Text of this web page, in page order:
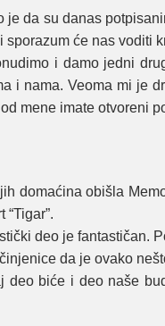
da su danas
sporazum će nas
i damo jedni
i nama. Veoma mi je
mene imate otvoreni
domaćina obišla
deo je fantastičan.
da je ovako
biće i deo naše